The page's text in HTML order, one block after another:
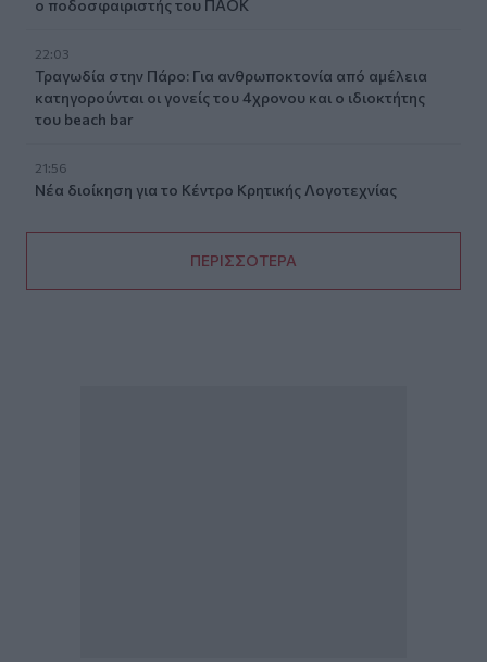
ο ποδοσφαιριστής του ΠΑΟΚ
22:03
Τραγωδία στην Πάρο: Για ανθρωποκτονία από αμέλεια
κατηγορούνται οι γονείς του 4χρονου και ο ιδιοκτήτης
του beach bar
21:56
Νέα διοίκηση για το Κέντρο Κρητικής Λογοτεχνίας
ΠΕΡΙΣΣΟΤΕΡΑ